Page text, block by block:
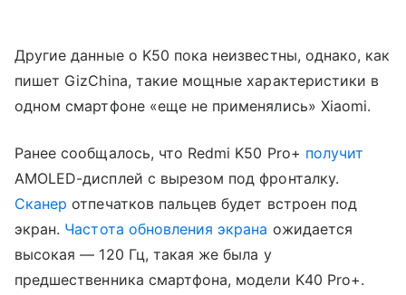
Другие данные о K50 пока неизвестны, однако, как
пишет GizChina, такие мощные характеристики в
одном смартфоне «еще не применялись» Xiaomi.
Ранее сообщалось, что Redmi K50 Pro+ получит
AMOLED-дисплей с вырезом под фронталку.
Сканер отпечатков пальцев будет встроен под
экран. Частота обновления экрана ожидается
высокая — 120 Гц, такая же была у
предшественника смартфона, модели K40 Pro+.